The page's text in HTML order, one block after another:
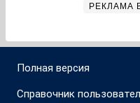
РЕКЛАМА
Полная версия
Справочник